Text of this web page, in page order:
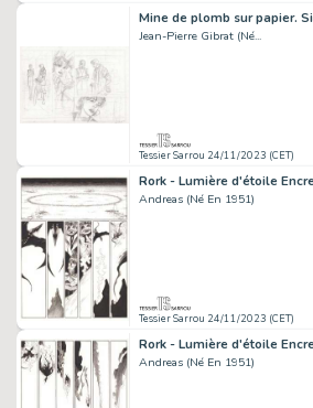
Jean-Pierre Gibrat (Né...
Tessier Sarrou 24/11/2023 (CET)
Andreas (Né En 1951)
Tessier Sarrou 24/11/2023 (CET)
Andreas (Né En 1951)